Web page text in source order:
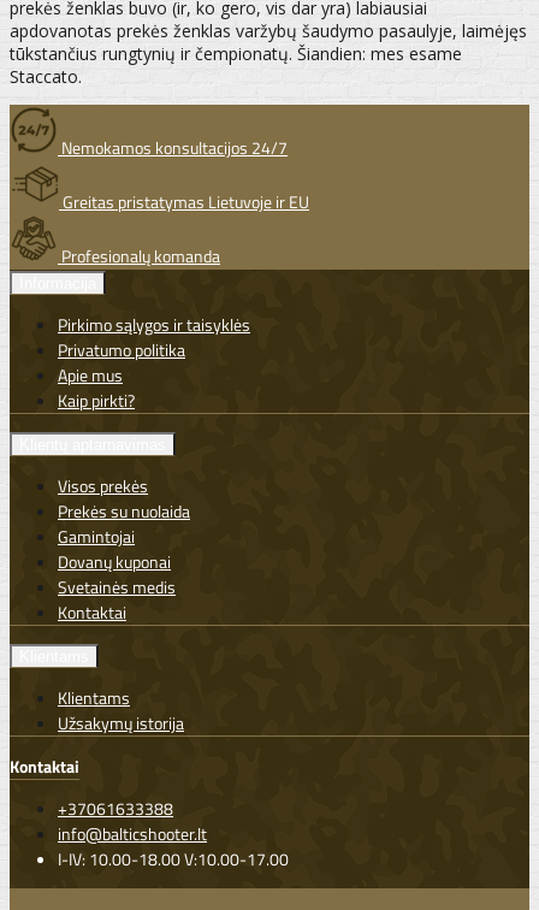
prekės ženklas buvo (ir, ko gero, vis dar yra) labiausiai
apdovanotas prekės ženklas varžybų šaudymo pasaulyje, laimėjęs
tūkstančius rungtynių ir čempionatų. Šiandien: mes esame
Staccato.
Nemokamos konsultacijos 24/7
Greitas pristatymas Lietuvoje ir EU
Profesionalų komanda
Pirkimo sąlygos ir taisyklės
Privatumo politika
Apie mus
Kaip pirkti?
Visos prekės
Prekės su nuolaida
Gamintojai
Dovanų kuponai
Svetainės medis
Kontaktai
Klientams
Užsakymų istorija
Kontaktai
+37061633388
info@balticshooter.lt
I-IV: 10.00-18.00 V:10.00-17.00